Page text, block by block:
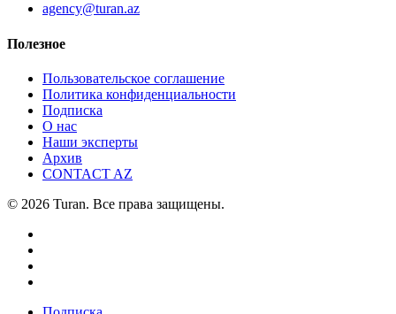
agency@turan.az
Полезное
Пользовательское соглашение
Политика конфиденциальности
Подписка
О нас
Наши эксперты
Архив
CONTACT AZ
© 2026 Turan. Все права защищены.